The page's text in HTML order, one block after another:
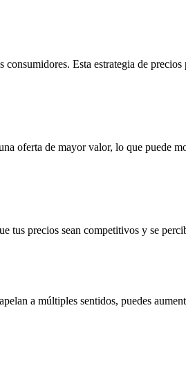
Esta estrategia de precios
oferta de mayor valor, lo que puede
tus precios sean competitivos y se
a múltiples sentidos, puedes